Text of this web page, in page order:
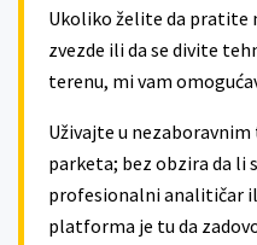
Ukoliko želite da pratite
zvezde ili da se divite
terenu, mi vam
Uživajte u
parketa; bez obzira da li
profesionalni analitičar
platforma je tu da